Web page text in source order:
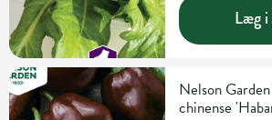
Læg
Nelson
chinense